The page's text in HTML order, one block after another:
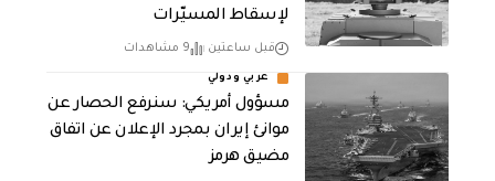
لإسقاط المسيّرات
قبل ساعتين 9 مشاهدات
عربي ودولي
مسؤول أمريكي: سنرفع الحصار عن
موانئ إيران بمجرد الإعلان عن اتفاق
مضيق هرمز